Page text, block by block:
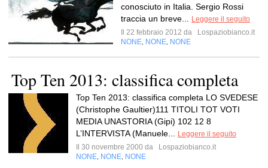
conosciuto in Italia. Sergio Rossi
traccia un breve...
Leggere il seguito
Il 22 febbraio 2012 da
Lospaziobianco.it
NONE NONE NONE
Top Ten 2013: classifica completa
Top Ten 2013: classifica completa LO SVEDESE
(Christophe Gaultier)111 TITOLI TOT VOTI
MEDIA UNASTORIA (Gipi) 102 12 8
L’INTERVISTA (Manuele...
Leggere il seguito
Il 30 novembre 2000 da
Lospaziobianco.it
NONE NONE NONE